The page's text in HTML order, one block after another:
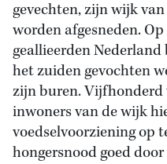
gevechten, zijn wijk
worden afgesneden.
geallieerden
het zuiden gevochten
zijn buren. Vijfhonderd
inwoners van de wijk
voedselvoorziening op
hongersnood goed door